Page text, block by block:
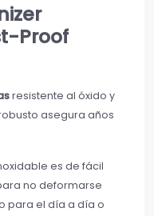
Proof
resistente al óxido y
asegura años
es de fácil
no deformarse
para el día a día o